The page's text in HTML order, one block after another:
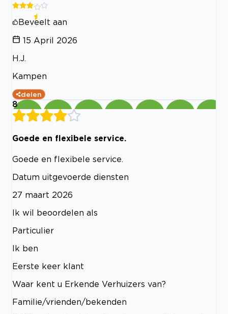
Beveelt aan
15 April 2026
H.J.
Kampen
delen
8
Goede en flexibele service.
Goede en flexibele service.
Datum uitgevoerde diensten
27 maart 2026
Ik wil beoordelen als
Particulier
Ik ben
Eerste keer klant
Waar kent u Erkende Verhuizers van?
Familie/vrienden/bekenden